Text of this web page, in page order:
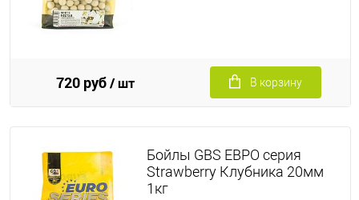
720 руб/ шт В корзину
Бойлы GBS ЕВРО серия
Strawberry Клубника 20мм
1кг